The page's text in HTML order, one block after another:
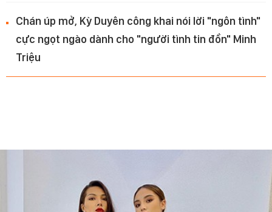
Chán úp mở, Kỳ Duyên công khai nói lời "ngôn tình"
cực ngọt ngào dành cho "người tình tin đồn" Minh
Triệu